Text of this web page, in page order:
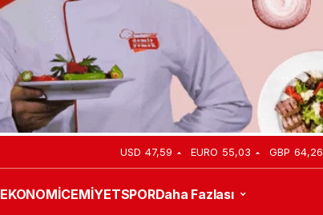
USD 47,59 EURO 55,03 GBP 64,26
EKONOMİCEMİYETSPORDaha Fazlası